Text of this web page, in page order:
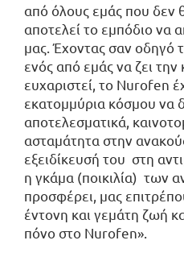
από όλους εμάς που δεν
αποτελεί το εμπόδιο να
μας. Έχοντας σαν οδηγό
ενός από εμάς να ζει
ευχαριστεί, το Nurofen
εκατομμύρια κόσμου να
αποτελεσματικά,
ασταμάτητα στην
εξειδίκευσή του στη
η γκάμα (ποικιλία) των
προσφέρει, μας
έντονη και γεμάτη ζωή
πόνο στο Nurofen».